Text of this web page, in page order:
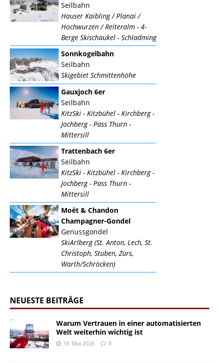
Seilbahn
Hauser Kaibling / Planai /
Hochwurzen / Reiteralm - 4-
Berge Skischaukel - Schladming
Sonnkogelbahn
Seilbahn
Skigebiet Schmittenhöhe
Gauxjoch 6er
Seilbahn
KitzSki - Kitzbühel - Kirchberg -
Jochberg - Pass Thurn -
Mittersill
Trattenbach 6er
Seilbahn
KitzSki - Kitzbühel - Kirchberg -
Jochberg - Pass Thurn -
Mittersill
Moët & Chandon
Champagner-Gondel
Genussgondel
SkiArlberg (St. Anton, Lech, St.
Christoph, Stuben, Zürs,
Warth/Schröcken)
NEUESTE BEITRÄGE
Warum Vertrauen in einer automatisierten
Welt weiterhin wichtig ist
19. Mai 2026 0